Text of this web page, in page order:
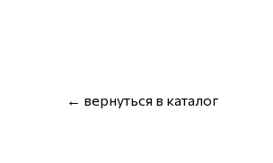
← вернуться в каталог